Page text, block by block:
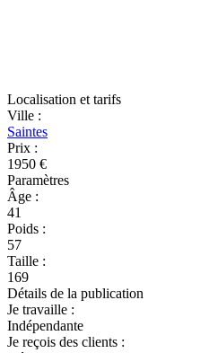
Localisation et tarifs
Ville :
Saintes
Prix :
1950 €
Paramètres
Âge :
41
Poids :
57
Taille :
169
Détails de la publication
Je travaille :
Indépendante
Je reçois des clients :